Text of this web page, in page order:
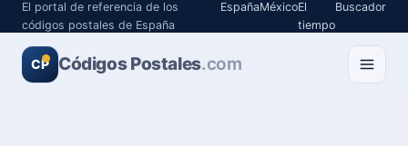
El portal de referencia de los
códigos postales de España
EspañaMéxicoEl
tiempo
Buscador
CP Códigos Postales.com